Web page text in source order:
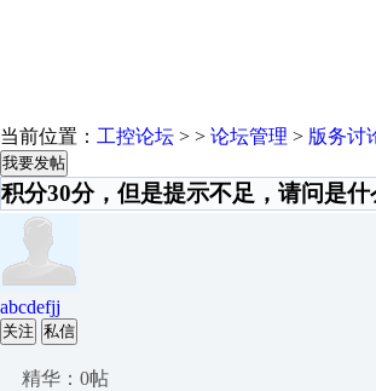
当前位置： 工控论坛 > > 论坛管理 > 版务讨
我要发帖
积分30分，但是提示不足，请问是什
abcdefjj
关注 私信
精华：0帖